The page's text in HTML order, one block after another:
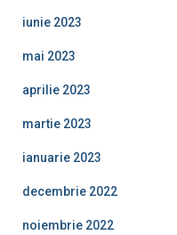
iunie 2023
mai 2023
aprilie 2023
martie 2023
ianuarie 2023
decembrie 2022
noiembrie 2022